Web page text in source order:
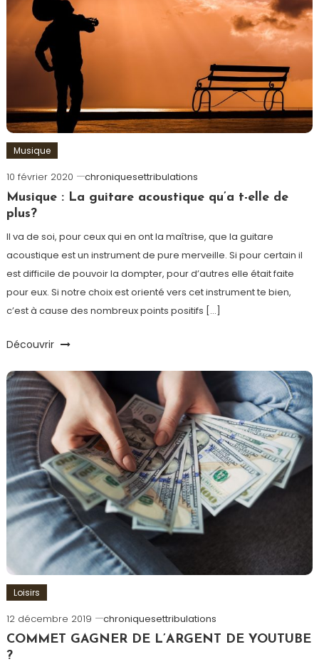
Musique
10 février 2020
chroniquesettribulations
Musique : La guitare acoustique qu’a t-elle de
plus?
Il va de soi, pour ceux qui en ont la maîtrise, que la guitare
acoustique est un instrument de pure merveille. Si pour certain il
est difficile de pouvoir la dompter, pour d’autres elle était faite
pour eux. Si notre choix est orienté vers cet instrument te bien,
c’est à cause des nombreux points positifs […]
Découvrir
Loisirs
12 décembre 2019
chroniquesettribulations
COMMET GAGNER DE L’ARGENT DE YOUTUBE
?